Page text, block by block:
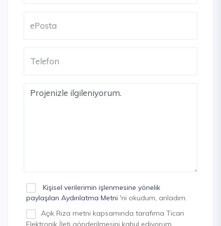
Kişisel verilerimin işlenmesine yönelik
paylaşılan Aydınlatma Metni 'ni okudum, anladım.
Açık Rıza metni kapsamında tarafıma Ticari
Elektronik İleti gönderilmesini kabul ediyorum.